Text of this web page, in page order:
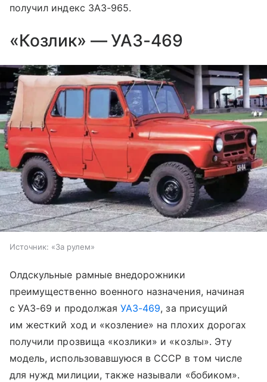
получил индекс ЗАЗ-965.
«Козлик» — УАЗ-469
Источник: «За рулем»
Олдскульные рамные внедорожники
преимущественно военного назначения, начиная
с УАЗ-69 и продолжаяУАЗ-469, за присущий
им жесткий ход и «козление» на плохих дорогах
получили прозвища «козлики» и «козлы». Эту
модель, использовавшуюся в СССР в том числе
для нужд милиции, также называли «бобиком».